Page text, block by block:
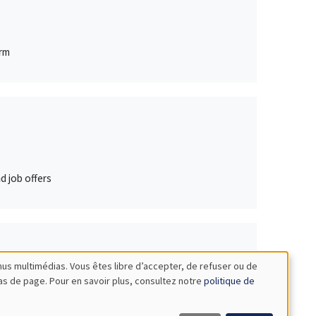
job offers
multimédias. Vous êtes libre d’accepter, de refuser ou de
de page. Pour en savoir plus, consultez notre politique de